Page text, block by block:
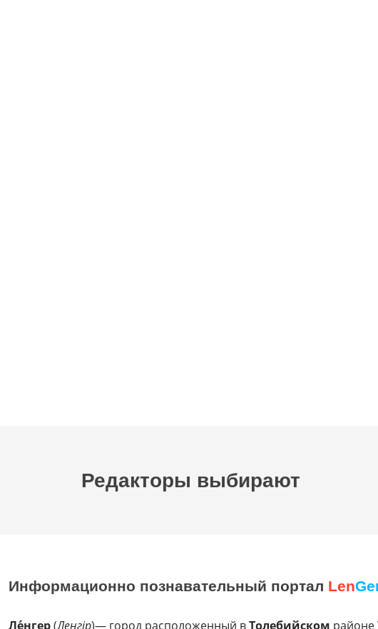
Редакторы выбирают
Информационно познавательный портал Len
Ле́нгер(Леңгір)— город расположенный вТолебийском районе